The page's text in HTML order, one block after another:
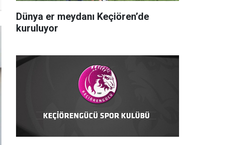
Dünya er meydanı Keçiören’de
kuruluyor